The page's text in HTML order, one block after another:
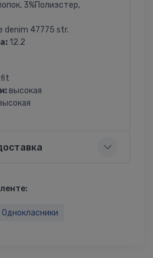
3%Полиэстер,
denim 47775 str.
12.2
fit
высокая
Однокласники